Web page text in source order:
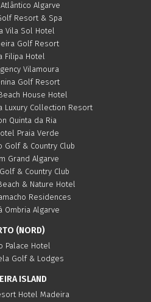
Algarve
Resort & Spa
Vila Sol Hotel
Golf Resort
Filipa Hotel
Vilamoura
Golf Resort
House Hotel
Luxury Collection Resort
Quinta da Ria
Praia Verde
Golf & Country Club
Grand Algarve
& Country Club
& Nature Hotel
Residences
Ombria Algarve
(NORD)
Palace Hotel
Golf & Lodges
ISLAND
Hotel Madeira